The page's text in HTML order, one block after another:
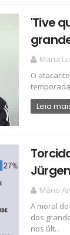
'Tive
Maria
O
Leia
Mário
A moral
dos
nos últ...